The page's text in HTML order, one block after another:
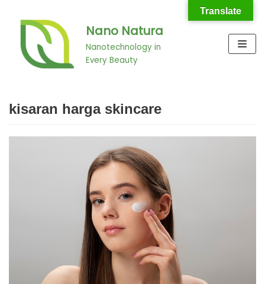
to
content
Nano Natura
Nanotechnology in
Every Beauty
kisaran harga skincare
Translate